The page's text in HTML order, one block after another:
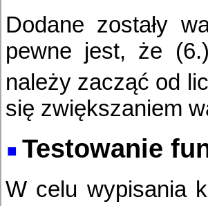
Dodane zostały
pewne jest, że
należy zacząć od
się zwiększaniem
Testowanie
W celu wypisania